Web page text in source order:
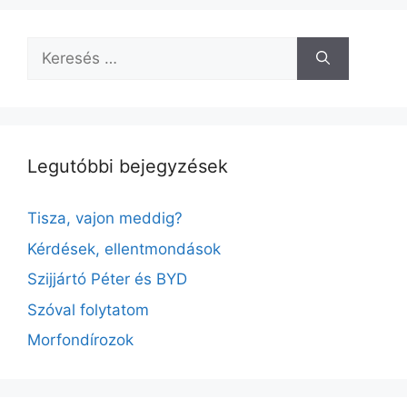
Keresés:
Legutóbbi bejegyzések
Tisza, vajon meddig?
Kérdések, ellentmondások
Szijjártó Péter és BYD
Szóval folytatom
Morfondírozok